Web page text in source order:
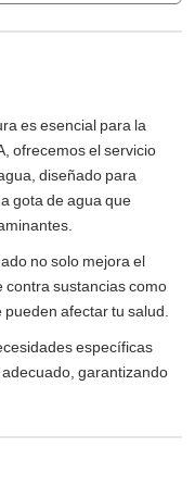
es esencial para la
ofrecemos el servicio
diseñado para
gota de agua que
no solo mejora el
contra sustancias como
afectar tu salud.
específicas
garantizando